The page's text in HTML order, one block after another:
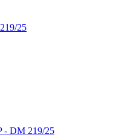
25
- DM 219/25